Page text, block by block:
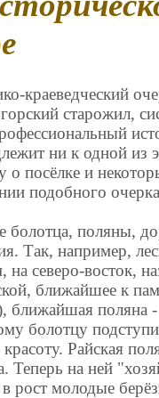
краеведческий
старожил,
ни к одной из
о посёлке и
подобного
болотца, поляны,
Так, например,
на северо-восток,
ближайшее к
ближайшая поляна
болотцу
Райская
Теперь на ней
рост молодые